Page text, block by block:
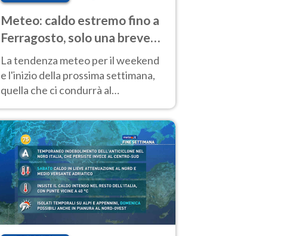
Meteo: caldo estremo fino a
Ferragosto, solo una breve
pausa. Ecco dove
La tendenza meteo per il weekend
e l'inizio della prossima settimana,
quella che ci condurrà al
temperature molto elevate